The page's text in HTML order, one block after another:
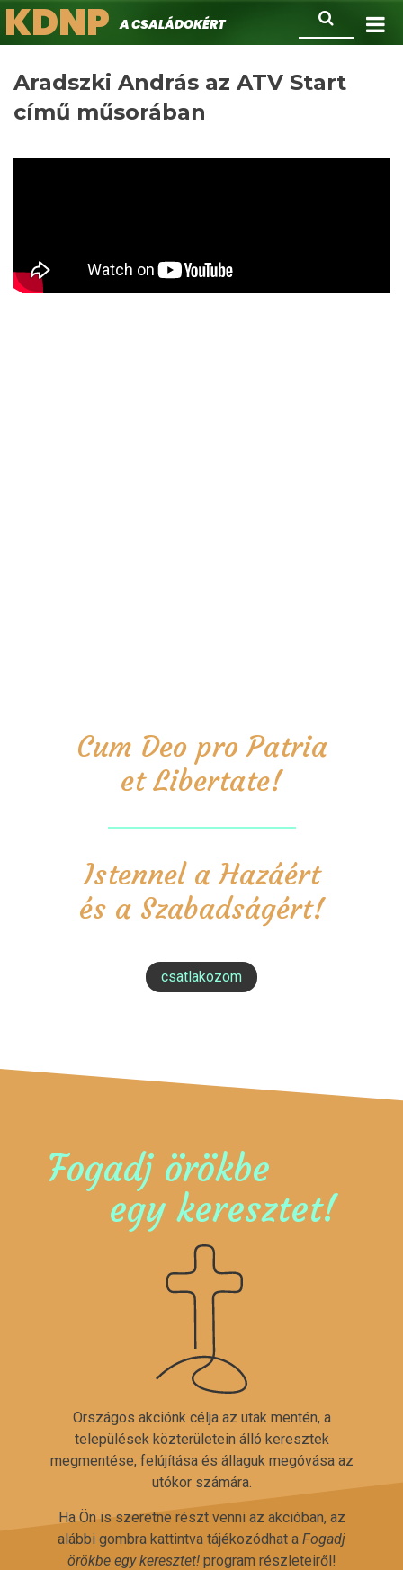
Ugrás
a
Keresés
KDNPA családokért.
Aradszki András az ATV Start
című műsorában
Cum Deo pro Patria
et Libertate!
Istennel a Hazáért
és a Szabadságért!
csatlakozom
Fogadj örökbe
egy keresztet!
Országos akciónk célja az utak mentén, a
települések közterületein álló keresztek
megmentése, felújítása és állaguk megóvása az
utókor számára.
Ha Ön is szeretne részt venni az akcióban, az
alábbi gombra kattintva tájékozódhat a Fogadj
örökbe egy keresztet!program részleteiről!